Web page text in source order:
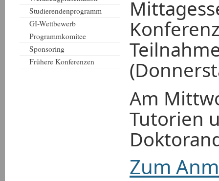
Studierendenprogramm
GI-Wettbewerb
Programmkomitee
Sponsoring
Frühere Konferenzen
Am
Tutorien
Zum